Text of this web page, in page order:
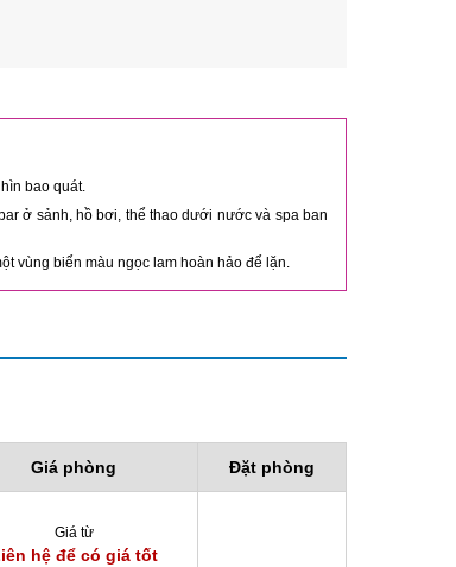
bao quát.
ở sảnh, hồ bơi, thể thao dưới nước và spa ban
vùng biển màu ngọc lam hoàn hảo để lặn.
Giá phòng Đặt phòng
Giá từ
hệ để có giá tốt